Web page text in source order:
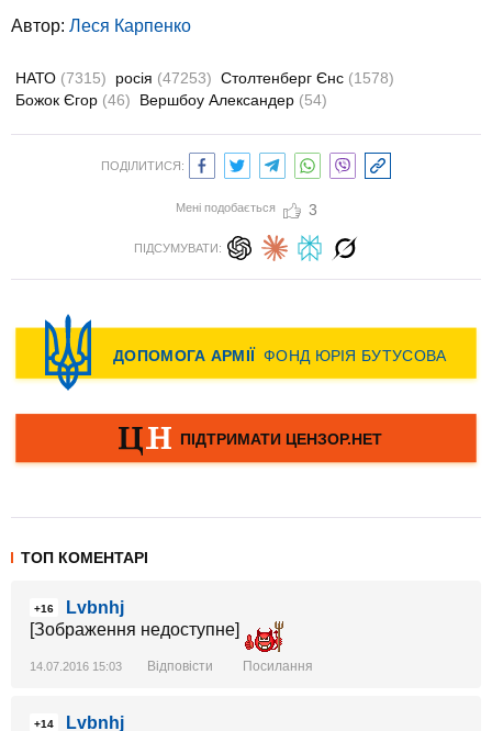
Автор: Леся Карпенко
НАТО (7315) росія (47253) Столтенберг Єнс (1578)
Божок Єгор (46) Вершбоу Александер (54)
ПОДІЛИТИСЯ:
Мені подобається 3
ПІДСУМУВАТИ:
ТОП КОМЕНТАРІ
+16
Lvbnhj
[Зображення недоступне]
14.07.2016 15:03 Відповісти Посилання
+14 Lvbnhj